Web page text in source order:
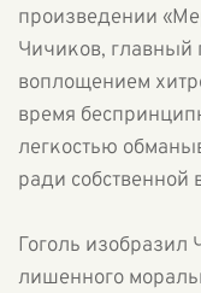
произведении
Чичиков, главный
воплощением
время
легкостью
ради собственной
Гоголь изобразил
лишенного